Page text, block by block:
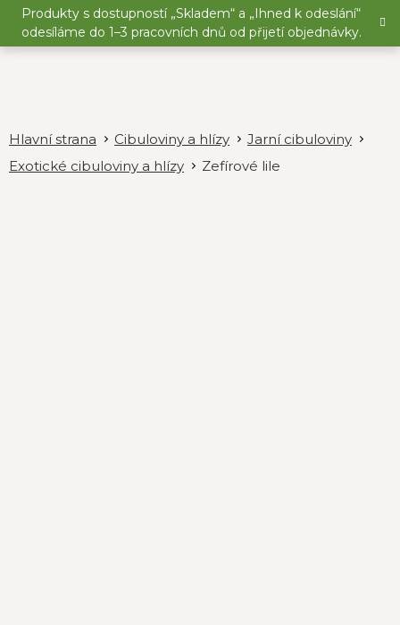
Přejít
obsah
Produkty s dostupností „Skladem“ a „Ihned k odeslání“
odesíláme do 1–3 pracovních dnů od přijetí objednávky.
Cibuloviny a hlízy
Jarní cibuloviny
Exotické cibuloviny a hlízy
Zefírové lile